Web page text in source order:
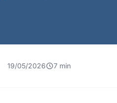
19/05/2026 7 min